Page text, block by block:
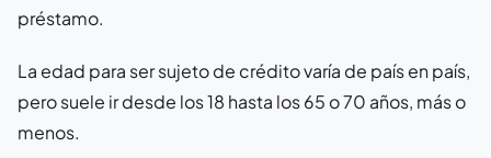
préstamo.
La edad para ser sujeto de crédito varía de país en país,
pero suele ir desde los 18 hasta los 65 o 70 años, más o
menos.